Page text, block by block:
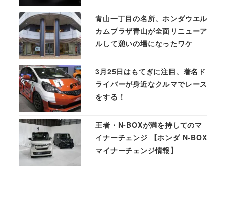
青山一丁目の名所、ホンダウエル
カムプラザ青山が全面リニューア
ルして憩いの場になったワケ
3月25日はもてぎに注目、著名ド
ライバーが身近なクルマでレース
をする！
王者・N-BOXが満を持してのマ
イナーチェンジ 【ホンダ N-BOX
マイナーチェンジ情報】